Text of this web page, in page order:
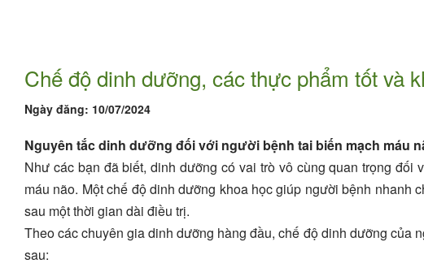
Chế độ dinh dưỡng, các thực phẩm tốt và
Ngày đăng: 10/07/2024
Nguyên tắc dinh dưỡng đối với người bệnh tai biến mạch máu
Như các bạn đã biết, dinh dưỡng có vai trò vô cùng quan trọng
máu não. Một chế độ dinh dưỡng khoa học giúp người bệnh nhanh
sau một thời gian dài điều trị.
Theo các chuyên gia dinh dưỡng hàng đầu, chế độ dinh dưỡng của
sau: